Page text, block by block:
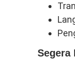
Segera